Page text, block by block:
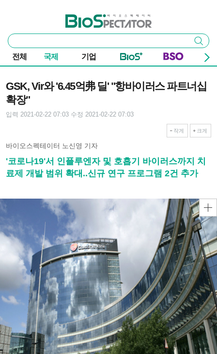
바이오스펙테이터
통
합
검
색
검색
전체 국제 기업
GSK, Vir와 '6.45억弗 딜' "항바이러스 파트너십
확장"
입력 2021-02-22 07:03 수정 2021-02-22 07:03
작게 크게
바이오스펙테이터 노신영 기자
'코로나19'서 인플루엔자 및 호흡기 바이러스까지 치
료제 개발 범위 확대..신규 연구 프로그램 2건 추가